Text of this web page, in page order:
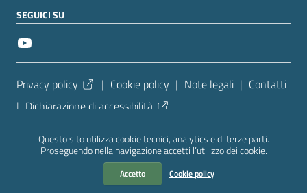
Questo sito utilizza cookie tecnici, analytics e di terze parti.
Proseguendo nella navigazione accetti l’utilizzo dei cookie.
Accetto Cookie policy
SEGUICI SU
Sezione Link Utili
Privacy policy | Cookie policy | Note legali | Contatti
| Dichiarazione di accessibilità
PA di AgID
| Realizzato con WordPress
da